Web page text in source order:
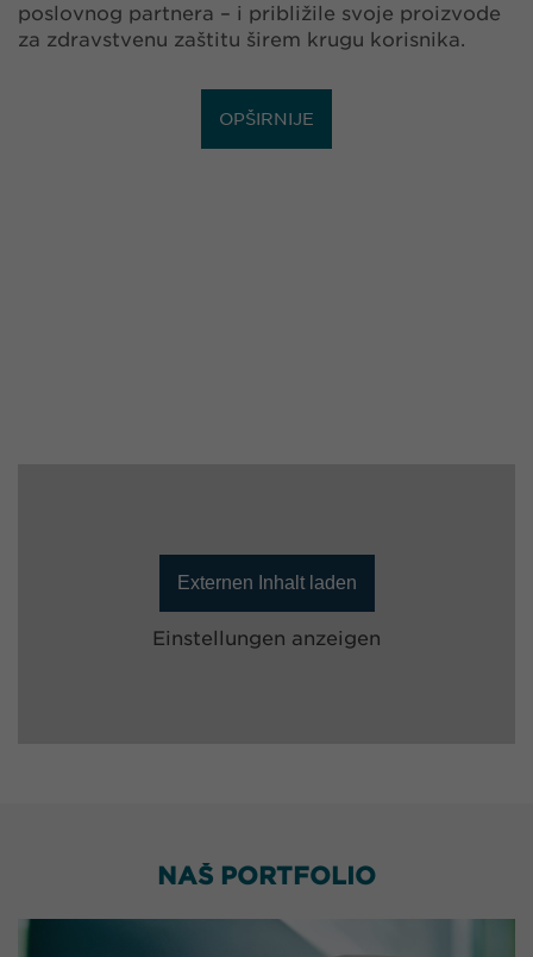
poslovnog partnera – i približile svoje proizvode
za zdravstvenu zaštitu širem krugu korisnika.
OPŠIRNIJE
Externen Inhalt laden
Einstellungen anzeigen
NAŠ PORTFOLIO